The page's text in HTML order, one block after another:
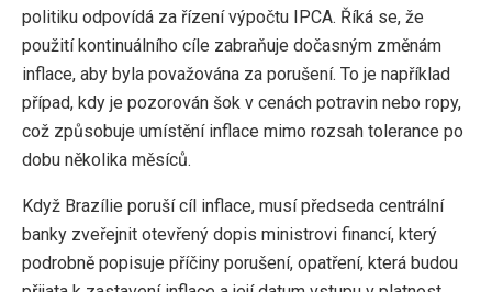
politiku odpovídá za řízení výpočtu IPCA. Říká se, že
použití kontinuálního cíle zabraňuje dočasným změnám
inflace, aby byla považována za porušení. To je například
případ, kdy je pozorován šok v cenách potravin nebo ropy,
což způsobuje umístění inflace mimo rozsah tolerance po
dobu několika měsíců.
Když Brazílie poruší cíl inflace, musí předseda centrální
banky zveřejnit otevřený dopis ministrovi financí, který
podrobně popisuje příčiny porušení, opatření, která budou